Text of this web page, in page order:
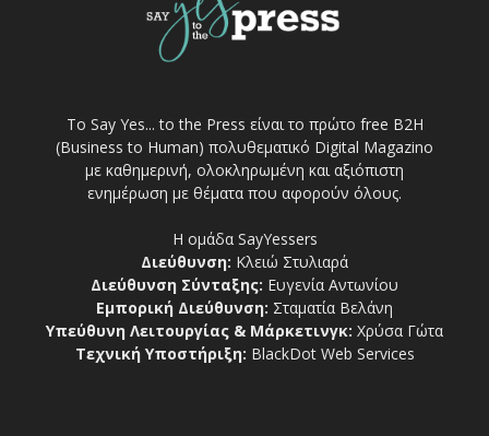
Το Say Yes... to the Press είναι το πρώτο free Β2Η
(Business to Human) πολυθεματικό Digital Magazino
με καθημερινή, ολοκληρωμένη και αξιόπιστη
ενημέρωση με θέματα που αφορούν όλους.
Η ομάδα SayYessers
Διεύθυνση: Κλειώ Στυλιαρά
Διεύθυνση Σύνταξης: Ευγενία Αντωνίου
Εμπορική Διεύθυνση: Σταματία Βελάνη
Υπεύθυνη Λειτουργίας & Μάρκετινγκ: Χρύσα Γώτα
Τεχνική Υποστήριξη: BlackDot Web Services